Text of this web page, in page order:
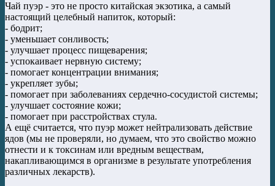
Чай пуэр - это не просто китайская экзотика, а самый
настоящий целебный напиток, который:
- бодрит;
- уменьшает сонливость;
- улучшает процесс пищеварения;
- успокаивает нервную систему;
- помогает концентрации внимания;
- укрепляет зубы;
- помогает при заболеваниях сердечно-сосудистой системы;
- улучшает состояние кожи;
- помогает при расстройствах стула.
А ещё считается, что пуэр может нейтрализовать действие
ядов (мы не проверяли, но думаем, что это свойство можно
отнести и к токсинам или вредным веществам,
накапливающимся в организме в результате употребления
различных лекарств).